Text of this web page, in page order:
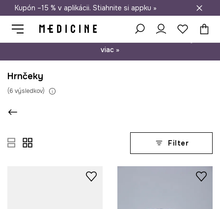
Doprava zadarmo od 50 €
Kupón –15 % v aplikácii. Stiahnite si appku »
viac »
Hrnčeky
(6 výsledkov)
Filter